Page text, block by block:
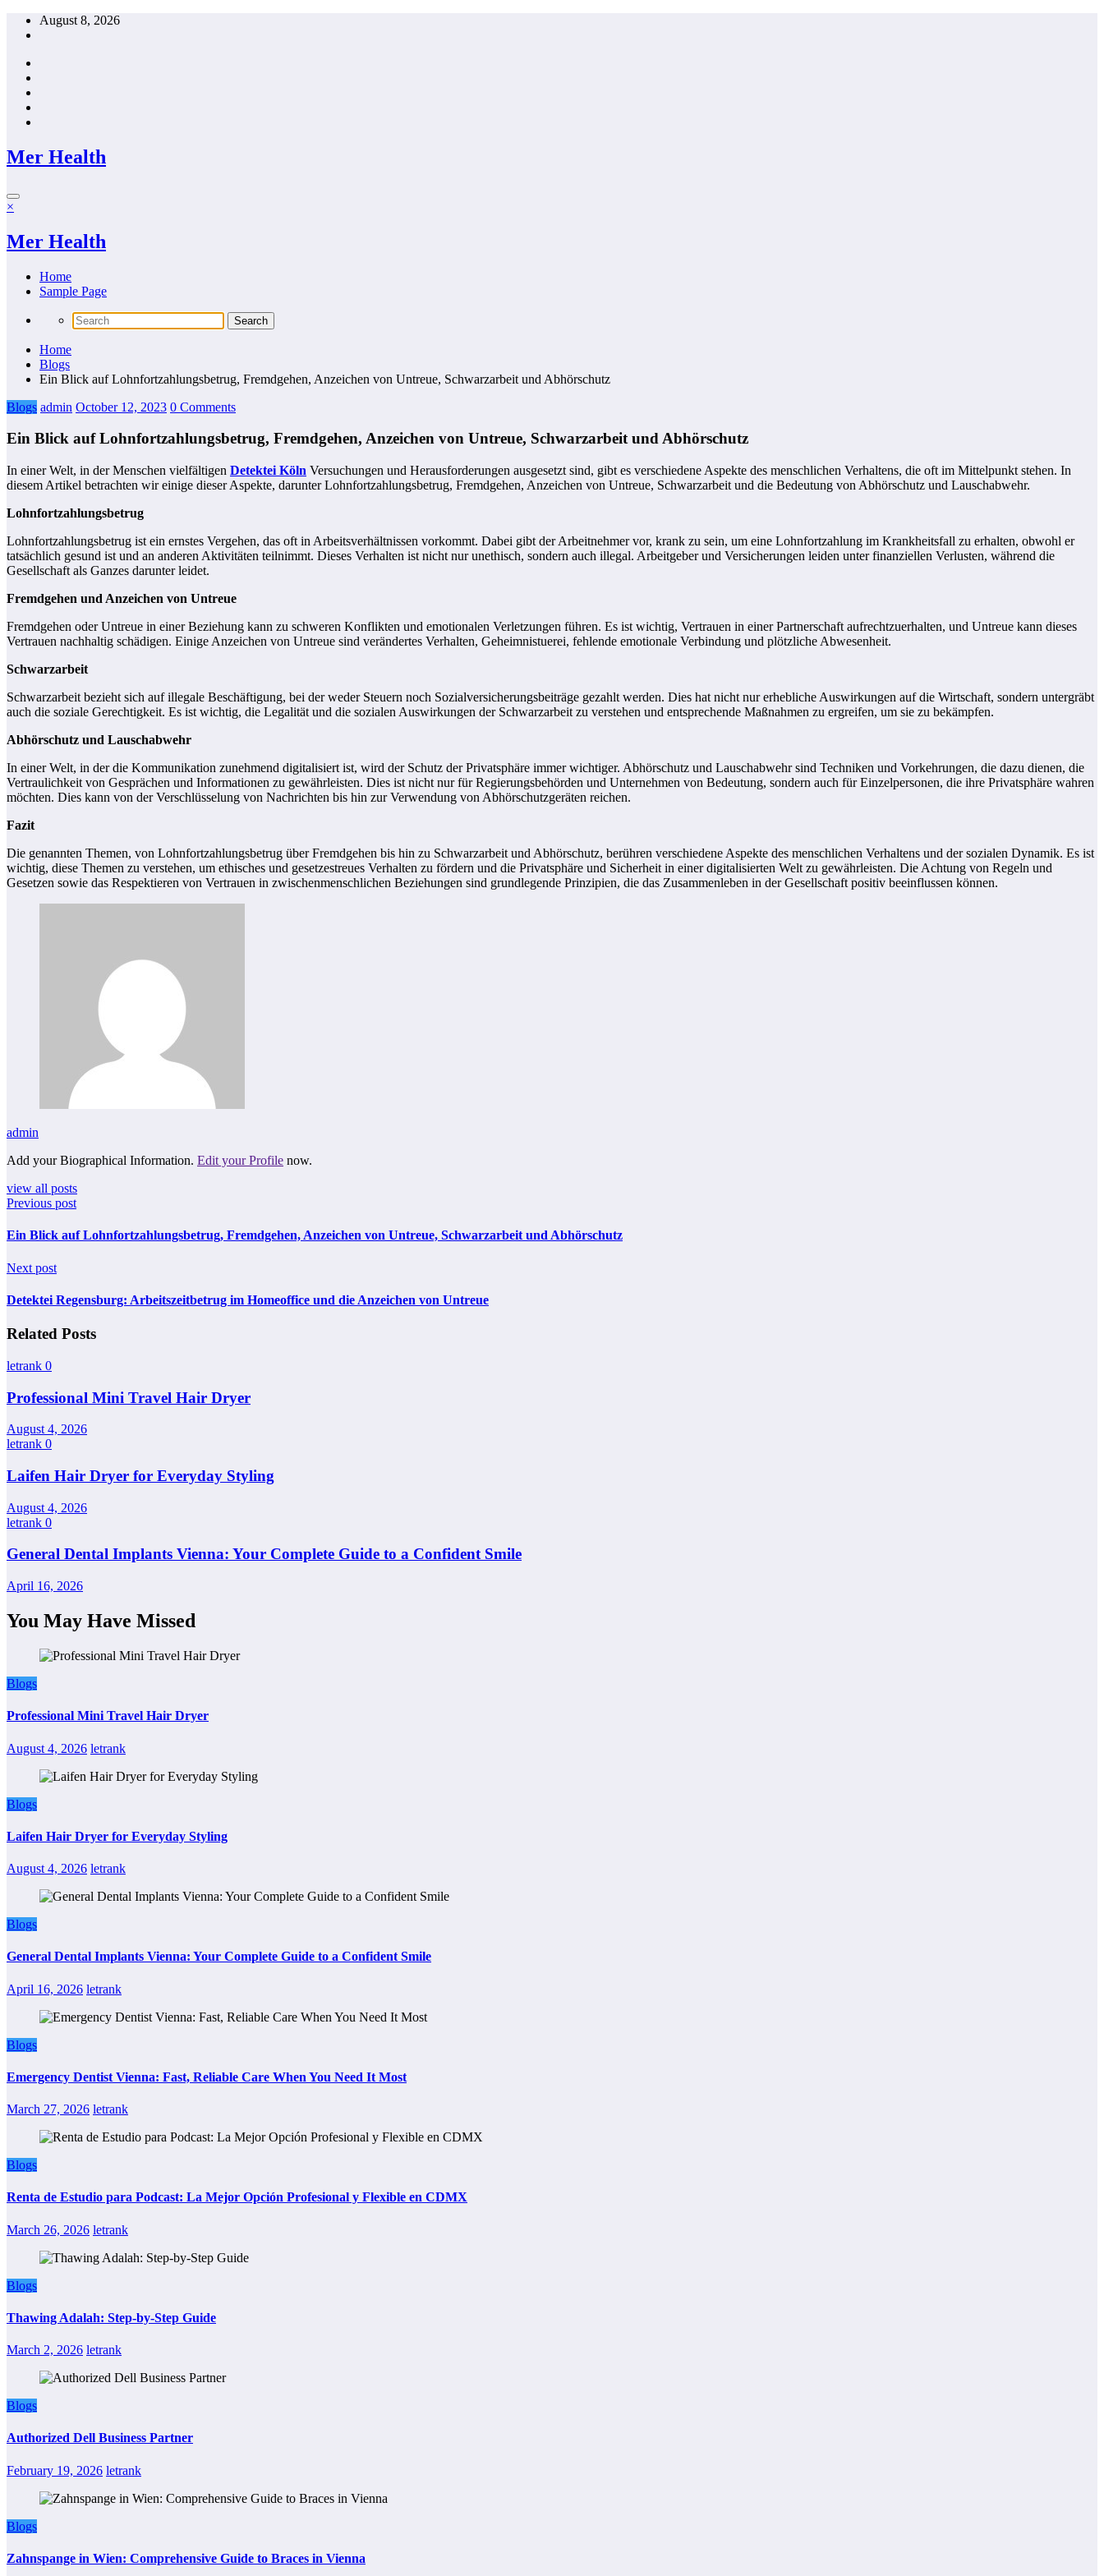
Skip
August 8, 2026
Mer Health
×
Mer Health
Home
Sample Page
Home
Blogs
Ein Blick auf Lohnfortzahlungsbetrug, Fremdgehen, Anzeichen von Untreue, Schwarzarbeit und Abhörschutz
Blogs admin October 12, 2023 0 Comments
Ein Blick auf Lohnfortzahlungsbetrug, Fremdgehen, Anzeichen von Untreue, Schwarzarbeit und Abhörschutz
In einer Welt, in der Menschen vielfältigen Detektei Köln Versuchungen und Herausforderungen ausgesetzt sind, gibt es verschiedene Aspekte des menschlichen Verhaltens, die oft im Mittelpunkt stehen. In
diesem Artikel betrachten wir einige dieser Aspekte, darunter Lohnfortzahlungsbetrug, Fremdgehen, Anzeichen von Untreue, Schwarzarbeit und die Bedeutung von Abhörschutz und Lauschabwehr.
Lohnfortzahlungsbetrug
Lohnfortzahlungsbetrug ist ein ernstes Vergehen, das oft in Arbeitsverhältnissen vorkommt. Dabei gibt der Arbeitnehmer vor, krank zu sein, um eine Lohnfortzahlung im Krankheitsfall zu erhalten, obwohl er
tatsächlich gesund ist und an anderen Aktivitäten teilnimmt. Dieses Verhalten ist nicht nur unethisch, sondern auch illegal. Arbeitgeber und Versicherungen leiden unter finanziellen Verlusten, während die
Gesellschaft als Ganzes darunter leidet.
Fremdgehen und Anzeichen von Untreue
Fremdgehen oder Untreue in einer Beziehung kann zu schweren Konflikten und emotionalen Verletzungen führen. Es ist wichtig, Vertrauen in einer Partnerschaft aufrechtzuerhalten, und Untreue kann dieses
Vertrauen nachhaltig schädigen. Einige Anzeichen von Untreue sind verändertes Verhalten, Geheimnistuerei, fehlende emotionale Verbindung und plötzliche Abwesenheit.
Schwarzarbeit
Schwarzarbeit bezieht sich auf illegale Beschäftigung, bei der weder Steuern noch Sozialversicherungsbeiträge gezahlt werden. Dies hat nicht nur erhebliche Auswirkungen auf die Wirtschaft, sondern untergräbt
auch die soziale Gerechtigkeit. Es ist wichtig, die Legalität und die sozialen Auswirkungen der Schwarzarbeit zu verstehen und entsprechende Maßnahmen zu ergreifen, um sie zu bekämpfen.
Abhörschutz und Lauschabwehr
In einer Welt, in der die Kommunikation zunehmend digitalisiert ist, wird der Schutz der Privatsphäre immer wichtiger. Abhörschutz und Lauschabwehr sind Techniken und Vorkehrungen, die dazu dienen, die
Vertraulichkeit von Gesprächen und Informationen zu gewährleisten. Dies ist nicht nur für Regierungsbehörden und Unternehmen von Bedeutung, sondern auch für Einzelpersonen, die ihre Privatsphäre wahren
möchten. Dies kann von der Verschlüsselung von Nachrichten bis hin zur Verwendung von Abhörschutzgeräten reichen.
Fazit
Die genannten Themen, von Lohnfortzahlungsbetrug über Fremdgehen bis hin zu Schwarzarbeit und Abhörschutz, berühren verschiedene Aspekte des menschlichen Verhaltens und der sozialen Dynamik. Es ist
wichtig, diese Themen zu verstehen, um ethisches und gesetzestreues Verhalten zu fördern und die Privatsphäre und Sicherheit in einer digitalisierten Welt zu gewährleisten. Die Achtung von Regeln und
Gesetzen sowie das Respektieren von Vertrauen in zwischenmenschlichen Beziehungen sind grundlegende Prinzipien, die das Zusammenleben in der Gesellschaft positiv beeinflussen können.
admin
Add your Biographical Information. Edit your Profile now.
view all posts
Previous post
Ein Blick auf Lohnfortzahlungsbetrug, Fremdgehen, Anzeichen von Untreue, Schwarzarbeit und Abhörschutz
Next post
Detektei Regensburg: Arbeitszeitbetrug im Homeoffice und die Anzeichen von Untreue
Related Posts
letrank 0
Professional Mini Travel Hair Dryer
August 4, 2026
letrank 0
Laifen Hair Dryer for Everyday Styling
August 4, 2026
letrank 0
General Dental Implants Vienna: Your Complete Guide to a Confident Smile
April 16, 2026
You May Have Missed
Blogs
Professional Mini Travel Hair Dryer
August 4, 2026 letrank
Blogs
Laifen Hair Dryer for Everyday Styling
August 4, 2026 letrank
Blogs
General Dental Implants Vienna: Your Complete Guide to a Confident Smile
April 16, 2026 letrank
Blogs
Emergency Dentist Vienna: Fast, Reliable Care When You Need It Most
March 27, 2026 letrank
Blogs
Renta de Estudio para Podcast: La Mejor Opción Profesional y Flexible en CDMX
March 26, 2026 letrank
Blogs
Thawing Adalah: Step-by-Step Guide
March 2, 2026 letrank
Blogs
Authorized Dell Business Partner
February 19, 2026 letrank
Blogs
Zahnspange in Wien: Comprehensive Guide to Braces in Vienna